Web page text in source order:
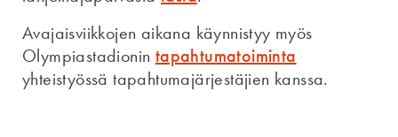
Avajaisviikkojen aikana käynnistyy myös
Olympiastadionin tapahtumatoiminta
yhteistyössä tapahtumajärjestäjien kanssa.